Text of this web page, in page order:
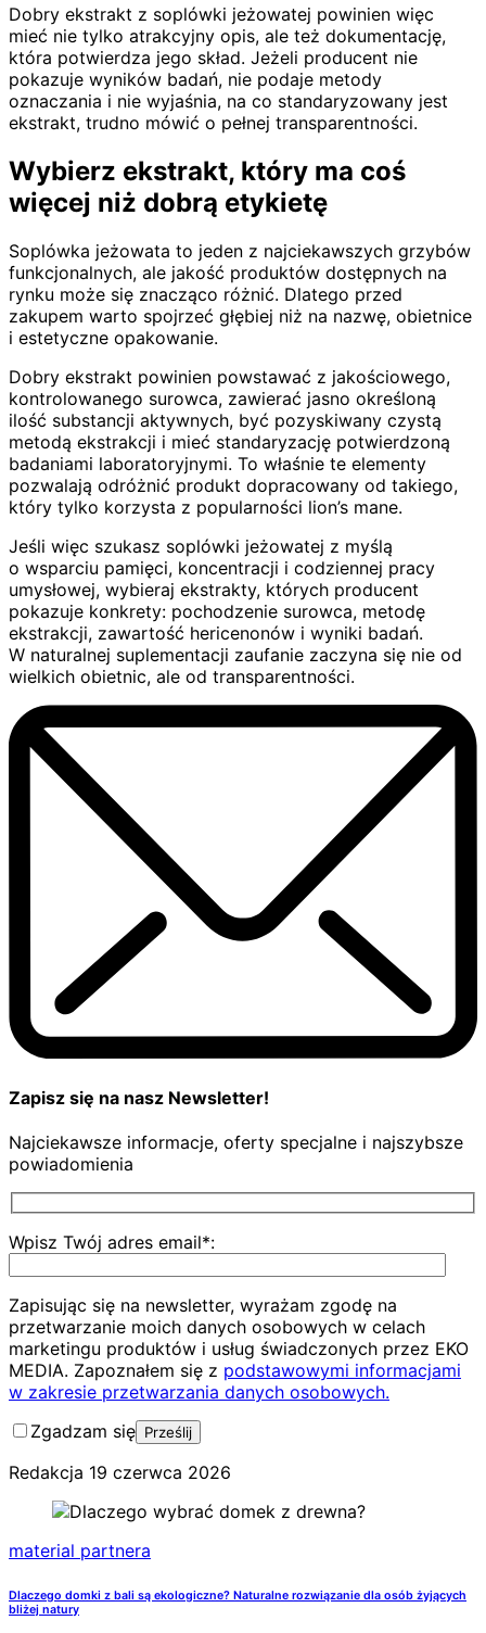
Dobry ekstrakt z soplówki jeżowatej powinien więc
mieć nie tylko atrakcyjny opis, ale też dokumentację,
która potwierdza jego skład. Jeżeli producent nie
pokazuje wyników badań, nie podaje metody
oznaczania i nie wyjaśnia, na co standaryzowany jest
ekstrakt, trudno mówić o pełnej transparentności.
Wybierz ekstrakt, który ma coś
więcej niż dobrą etykietę
Soplówka jeżowata to jeden z najciekawszych grzybów
funkcjonalnych, ale jakość produktów dostępnych na
rynku może się znacząco różnić. Dlatego przed
zakupem warto spojrzeć głębiej niż na nazwę, obietnice
i estetyczne opakowanie.
Dobry ekstrakt powinien powstawać z jakościowego,
kontrolowanego surowca, zawierać jasno określoną
ilość substancji aktywnych, być pozyskiwany czystą
metodą ekstrakcji i mieć standaryzację potwierdzoną
badaniami laboratoryjnymi. To właśnie te elementy
pozwalają odróżnić produkt dopracowany od takiego,
który tylko korzysta z popularności lion’s mane.
Jeśli więc szukasz soplówki jeżowatej z myślą
o wsparciu pamięci, koncentracji i codziennej pracy
umysłowej, wybieraj ekstrakty, których producent
pokazuje konkrety: pochodzenie surowca, metodę
ekstrakcji, zawartość hericenonów i wyniki badań.
W naturalnej suplementacji zaufanie zaczyna się nie od
wielkich obietnic, ale od transparentności.
Zapisz się na nasz Newsletter!
Najciekawsze informacje, oferty specjalne i najszybsze
powiadomienia
Wpisz Twój adres email*:
Zapisując się na newsletter, wyrażam zgodę na
przetwarzanie moich danych osobowych w celach
marketingu produktów i usług świadczonych przez EKO
MEDIA. Zapoznałem się z podstawowymi informacjami
w zakresie przetwarzania danych osobowych.
Zgadzam się
Redakcja 19 czerwca 2026
material partnera
Dlaczego domki z bali są ekologiczne? Naturalne rozwiązanie dla osób żyjących
bliżej natury